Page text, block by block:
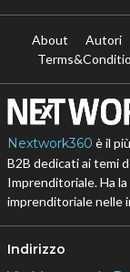
About Autori
Nextwork360 è il
B2B dedicati ai temi
Imprenditoriale. Ha
imprenditoriale nelle
Indirizzo